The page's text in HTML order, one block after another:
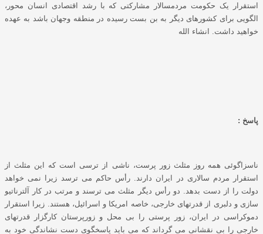
استقرار یک حکومت مردمسالار مشارکتی که با رشد اقتصادی انسان محور،
الگویی برای کشورهای دیگر به بن بست رسیده در منطقه وجهان باشد به عهده
خواهید داشت. انشاء الله
پاسخ :
ناسزاگوئی همه روز مثلث زور پرست، ناشی از ترسی است که این مثلث از
استقرار مردم سالاری در ایران دارند. رأس حاکم می ترسد زیرا نمی خواهد
دولت را از دست بدهد. دو رأس دیگر مثلث می ترسند و مرتب در کار آلترناتیو
سازی و دلبری از قدرتهای خارجی، خاصه امریکا و اسرائیل، هستند. زیرا استقرار
دموکراسی در ایران، زور پرستی را بی محل و زورپرستان کارگزار قدرتهای
خارجی را بی نقشانی می گرداند که می باید پاسخگوی دست نشاندگی خود به